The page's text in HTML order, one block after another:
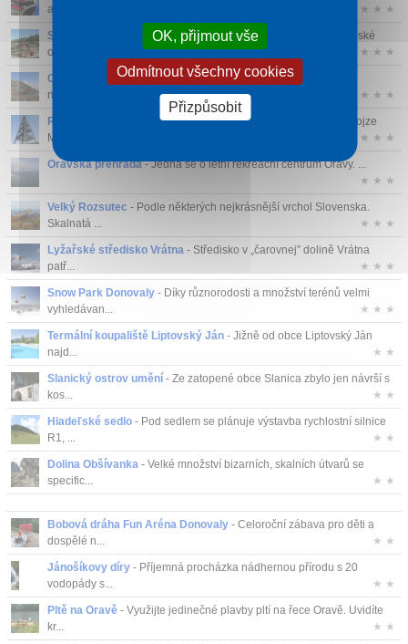
ale ta...
★ ★ ★
Salaš Krajinka
- Tady se musí zastavit každý kdo miluje slovenské
ovčí sý...
★ ★ ★
Chopok
- Třetí nejvyšší hora Nízkých Tater (2023,6 m) nabízí
nádherný výhl...
★ ★ ★
Rozhledna Terchovské srdce- Rozhledna podle architekta Alojze
Muchy nabí...
★ ★ ★
Oravská přehrada- Jedná se o letní rekreační centrum Oravy. ...
★ ★ ★
Velký Rozsutec - Podle některých nejkrásnější vrchol Slovenska.
Skalnatá ...
★ ★ ★
Lyžařské středisko Vrátna - Středisko v „čarovnej” dolině Vrátna
patř...
★ ★ ★
Snow Park Donovaly - Díky různorodosti a množství terénů velmi
vyhledávan...
★ ★ ★
Termální koupaliště Liptovský Ján - Jižně od obce Liptovský Ján
najd...
★ ★
Slanický ostrov umění - Ze zatopené obce Slanica zbylo jen návrší s
kos...
★ ★
Hiadeľské sedlo - Pod sedlem se plánuje výstavba rychlostní silnice
R1, ...
★ ★
Dolina Obšívanka - Velké množství bizarních, skalních útvarů se
specific...
★ ★
Bobová dráha Fun Aréna Donovaly - Celoroční zábava pro děti a
dospělé n...
★ ★
Jánošíkovy díry - Příjemná procházka nádhernou přírodu s 20
vodopády s...
★ ★
Pltě na Oravě - Využijte jedinečné plavby pltí na řece Oravě. Uvidíte
kr...
★ ★
OK, přijmout vše
Odmítnout všechny cookies
Přizpůsobit